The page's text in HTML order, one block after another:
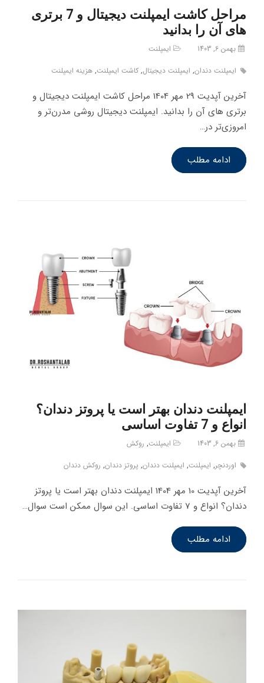
مراحل کاشت ایمپلنت دیجیتال و 7 برتری
های آن را بدانید
بهمن 6, 1403
ایمپلنت
ایمپلنت دندان, ایمپلنت دیجیتال, کاشت ایمپلنت, هزینه ایمپلنت
آخرین آپدیت 29 مهر 1404 مراحل کاشت ایمپلنت دیجیتال و
برتری های آن را بدانید. ایمپلنت دیجیتال روشی مدرن‌تر و
امروزی‌تر در…
ادامه مطلب
ایمپلنت دندان بهتر است یا پروتز دندان؟
انواع و 7 تفاوت اساسی
بهمن 6, 1403 ایمپلنت, روکش
اوردنچر, ایمپلنت, ایمپلنت دندان, پروتز دندان, روکش دندان
آخرین آپدیت 10 مهر 1404 ایمپلنت دندان بهتر است یا پروتز
دندان؟ انواع و 7 تفاوت اساسی. این سوال ممکن است سوال…
ادامه مطلب